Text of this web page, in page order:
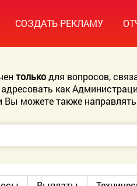
СОЗДАТЬ РЕКЛАМУ
толькодля вопросов,
как
можете также направлять